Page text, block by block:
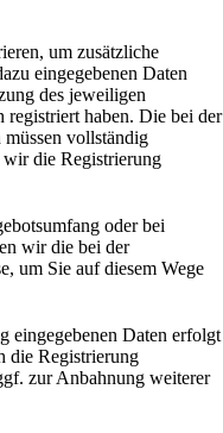
um zusätzliche
eingegebenen Daten
des jeweiligen
registriert haben. Die bei der
vollständig
die Registrierung
oder bei
wir die bei der
um Sie auf diesem Wege
eingegebenen Daten erfolgt
die Registrierung
zur Anbahnung weiterer